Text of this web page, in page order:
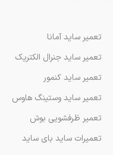
تعمیر ساید آمانا
تعمیر ساید جنرال الکتریک
تعمیر ساید کنمور
تعمیر ساید وستینگ هاوس
تعمیر ظرفشویی بوش
تعمیرات ساید بای ساید